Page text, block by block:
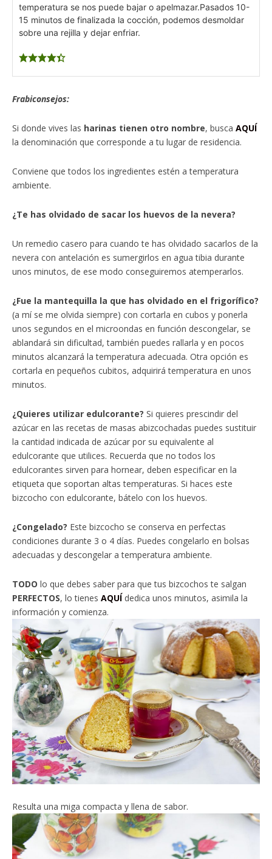
temperatura se nos puede bajar o apelmazar.Pasados 10-
15 minutos de finalizada la cocción, podemos desmoldar
sobre una rejilla y dejar enfriar.
Frabiconsejos:
Si donde vives las harinas tienen otro nombre, busca AQUÍ
la denominación que corresponde a tu lugar de residencia.
Conviene que todos los ingredientes estén a temperatura
ambiente.
¿Te has olvidado de sacar los huevos de la nevera?
Un remedio casero para cuando te has olvidado sacarlos de la
nevera con antelación es sumergirlos en agua tibia durante
unos minutos, de ese modo conseguiremos atemperarlos.
¿Fue la mantequilla la que has olvidado en el frigorífico?
(a mí se me olvida siempre) con cortarla en cubos y ponerla
unos segundos en el microondas en función descongelar, se
ablandará sin dificultad, también puedes rallarla y en pocos
minutos alcanzará la temperatura adecuada. Otra opción es
cortarla en pequeños cubitos, adquirirá temperatura en unos
minutos.
¿Quieres utilizar edulcorante? Si quieres prescindir del
azúcar en las recetas de masas abizcochadas puedes sustituir
la cantidad indicada de azúcar por su equivalente al
edulcorante que utilices. Recuerda que no todos los
edulcorantes sirven para hornear, deben especificar en la
etiqueta que soportan altas temperaturas. Si haces este
bizcocho con edulcorante, bátelo con los huevos.
¿Congelado? Este bizcocho se conserva en perfectas
condiciones durante 3 o 4 días. Puedes congelarlo en bolsas
adecuadas y descongelar a temperatura ambiente.
TODO lo que debes saber para que tus bizcochos te salgan
PERFECTOS, lo tienes AQUÍdedica unos minutos, asimila la
información y comienza.
Resulta una miga compacta y llena de sabor.